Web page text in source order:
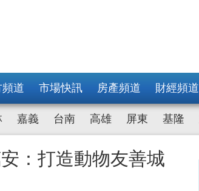
道 市場快訊 房產頻道 財經頻道
嘉義 台南 高雄 屏東 基隆
：打造動物友善城